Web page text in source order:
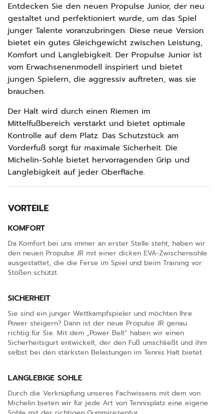
Entdecken Sie den neuen Propulse Junior, der neu
gestaltet und perfektioniert wurde, um das Spiel
junger Talente voranzubringen. Diese neue Version
bietet ein gutes Gleichgewicht zwischen Leistung,
Komfort und Langlebigkeit. Der Propulse Junior ist
vom Erwachsenenmodell inspiriert und bietet
jungen Spielern, die aggressiv auftreten, was sie
brauchen.
Der Halt wird durch einen Riemen im
Mittelfußbereich verstärkt und bietet optimale
Kontrolle auf dem Platz. Das Schutzstück am
Vorderfuß sorgt für maximale Sicherheit. Die
Michelin-Sohle bietet hervorragenden Grip und
Langlebigkeit auf jeder Oberfläche.
VORTEILE
KOMFORT
Da Komfort bei uns immer an erster Stelle steht, haben wir
den neuen Propulse JR mit einer dicken EVA-Zwischensohle
ausgestattet, die die Ferse im Spiel und beim Training vor
Stößen schützt.
SICHERHEIT
Sie sind ein junger Wettkampfspieler und möchten Ihre
Power steigern? Dann ist der neue Propulse JR genau
richtig für Sie. Mit dem „Power Belt“ haben wir einen
Sicherheitsgurt entwickelt, der den Fuß umschließt und ihm
selbst bei den stärksten Belastungen im Tennis Halt bietet.
LANGLEBIGE SOHLE
Durch die Verknüpfung unseres Fachwissens mit dem von
Michelin bieten wir für jede Art von Tennisplatz eine eigene